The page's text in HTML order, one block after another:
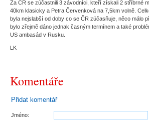
Za ČR se zúčastnili 3 závodníci, kteří získali 2 stříbrné
40km klasicky a Petra Červenková na 7,5km volně.
byla nejslabší od doby co se ČR zúčasňuje, něco málo
bylo zřejmě dáno jednak časným termínem a také
US ambasád v Rusku.
LK
Komentáře
Přidat komentář
Jméno: